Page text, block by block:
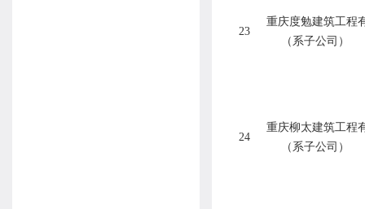
23
重庆度勉建筑工程
（系子公司）
24
重庆柳太建筑工程
（系子公司）